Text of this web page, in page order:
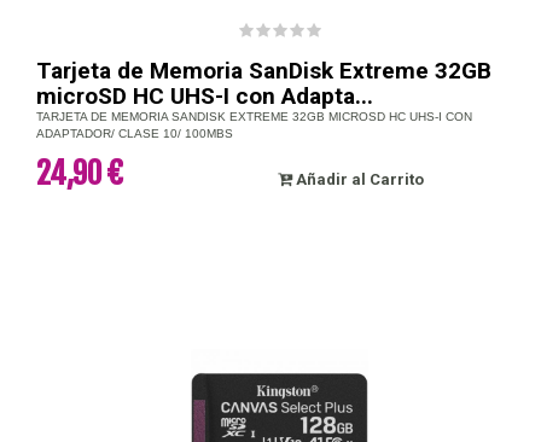
Tarjeta de Memoria SanDisk Extreme 32GB
microSD HC UHS-I con Adapta...
TARJETA DE MEMORIA SANDISK EXTREME 32GB MICROSD HC UHS-I CON
ADAPTADOR/ CLASE 10/ 100MBS
24,90 € Añadir al Carrito